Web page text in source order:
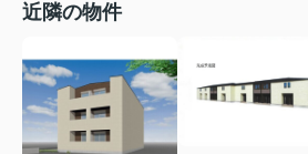
近隣の物件